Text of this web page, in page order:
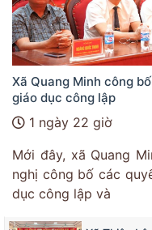
Xã Quang Minh công
giáo dục công lập
1 ngày 22 giờ
Mới đây, xã Quang
nghị công bố các
dục công lập và